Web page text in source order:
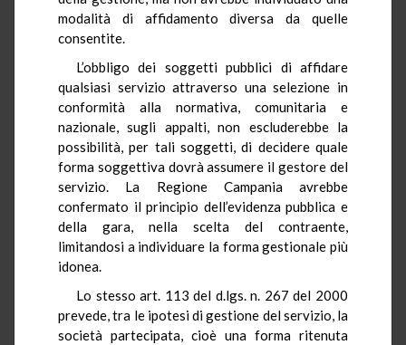
modalità di affidamento diversa da quelle
consentite.
L’obbligo dei soggetti pubblici di affidare
qualsiasi servizio attraverso una selezione in
conformità alla normativa, comunitaria e
nazionale, sugli appalti, non escluderebbe la
possibilità, per tali soggetti, di decidere quale
forma soggettiva dovrà assumere il gestore del
servizio. La Regione Campania avrebbe
confermato il principio dell’evidenza pubblica e
della gara, nella scelta del contraente,
limitandosi a individuare la forma gestionale più
idonea.
Lo stesso art. 113 del d.lgs. n. 267 del 2000
prevede, tra le ipotesi di gestione del servizio, la
società partecipata, cioè una forma ritenuta